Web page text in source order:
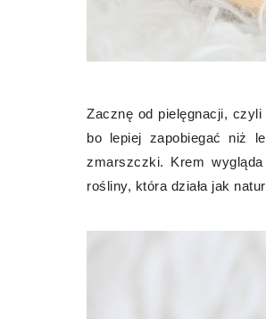
Zacznę od pielęgnacji, czyli
bo lepiej zapobiegać niż
zmarszczki. Krem
rośliny, która działa jak